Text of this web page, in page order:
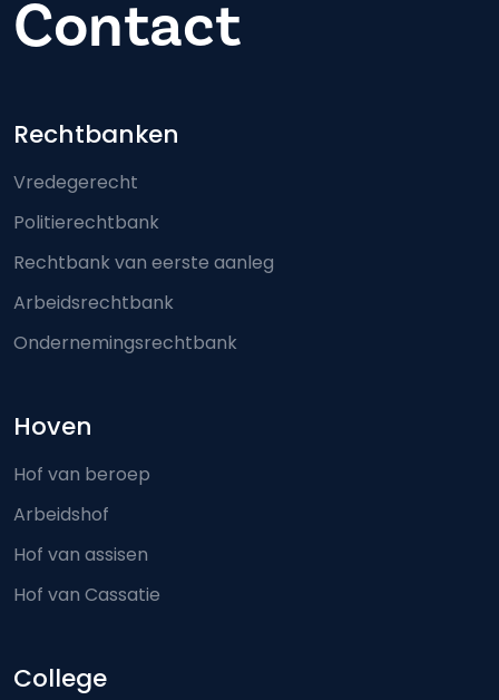
Contact
Footer-menu
Rechtbanken
Vredegerecht
Politierechtbank
Rechtbank van eerste aanleg
Arbeidsrechtbank
Ondernemingsrechtbank
Hoven
Hof van beroep
Arbeidshof
Hof van assisen
Hof van Cassatie
College